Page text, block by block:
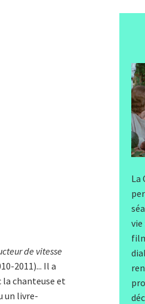
de vitesse
2011)... Il a
la chanteuse et
un livre-
La
vie